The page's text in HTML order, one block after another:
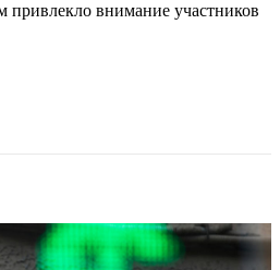
привлекло внимание участников